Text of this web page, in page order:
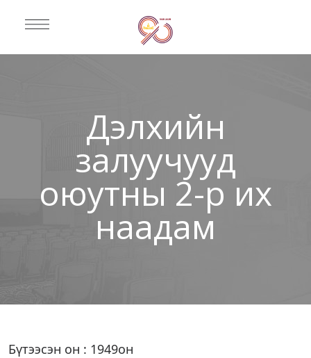
Дэлхийн
залуучууд
оюутны 2-р их
наадам
Бүтээсэн он : 1949он